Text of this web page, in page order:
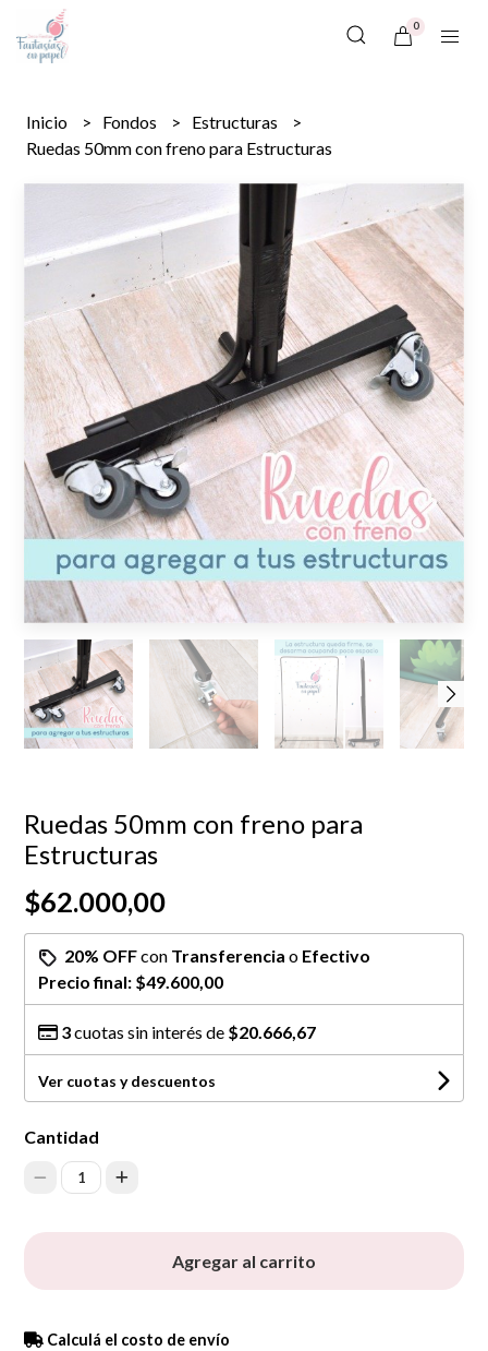
0
Inicio Fondos
Estructuras
Ruedas 50mm con freno para Estructuras
Ruedas 50mm con freno para
Estructuras
$62.000,00
20% OFFcon Transferencia o Efectivo
Precio final: $49.600,00
3cuotas sin interés de $20.666,67
Ver cuotas y descuentos
Cantidad
1
Agregar al carrito
Calculá el costo de envío